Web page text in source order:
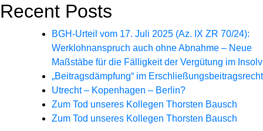
Recent Posts
BGH-Urteil vom 17. Juli 2025 (Az. IX ZR 70/24):
Werklohnanspruch auch ohne Abnahme – Neue
Maßstäbe für die Fälligkeit der Vergütung im
„Beitragsdämpfung“ im Erschließungsbeitragsrecht
Utrecht – Kopenhagen – Berlin?
Zum Tod unseres Kollegen Thorsten Bausch
Zum Tod unseres Kollegen Thorsten Bausch